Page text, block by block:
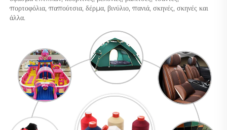
πορτοφόλια, παπούτσια, δέρμα, βινύλιο, πανιά, σκηνές, σκηνές και
άλλα.